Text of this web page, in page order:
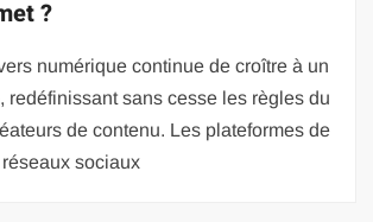
?
numérique continue de croître à un
redéfinissant sans cesse les règles du
de contenu. Les plateformes de
sociaux